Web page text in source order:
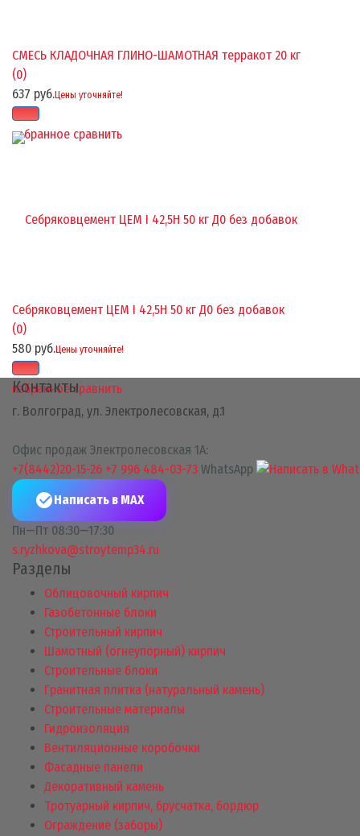
избранное сравнить
СМЕСЬ КЛАДОЧНАЯ ГЛИНО-ШАМОТНАЯ терракот 20 кг
(0)
637 руб.Цены уточняйте!
избранное сравнить
Себряковцемент ЦЕМ I 42,5Н 50 кг Д0 без добавок
(0)
580 руб.Цены уточняйте!
Контакты
г. Волгоград, ул. Электролесовская, д.1
Офис продаж Электролесовская 1А:
+7(8442)20-15-26 +7 996 484-03-73 WhatsApp
Написать в MAX
Пн—Пт 08:30—17:30
s.ryzhkova@stroytemp34.ru
Разделы
Облицовочный кирпич
Газобетонные блоки
Строительный кирпич
Шамотный (огнеупорный) кирпич
Строительные блоки
Гранитная плитка (натуральный камень)
Строительные материалы
Гидроизоляция
Вентиляционные коробочки
Фасадные панели
Декоративный камень
Тротуарный кирпич, брусчатка, бордюр
Ограждение (заборы)